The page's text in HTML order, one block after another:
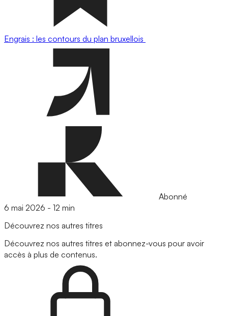
Engrais : les contours du plan bruxellois
Abonné
6 mai 2026 - 12 min
Découvrez nos autres titres
Découvrez nos autres titres et abonnez-vous pour avoir
accès à plus de contenus.